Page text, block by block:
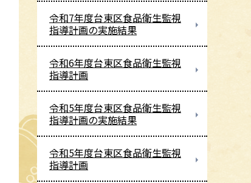
令和7年度台東区食品衛生監視
指導計画の実施結果
令和6年度台東区食品衛生監視
指導計画
令和5年度台東区食品衛生監視
指導計画の実施結果
令和5年度台東区食品衛生監視
指導計画